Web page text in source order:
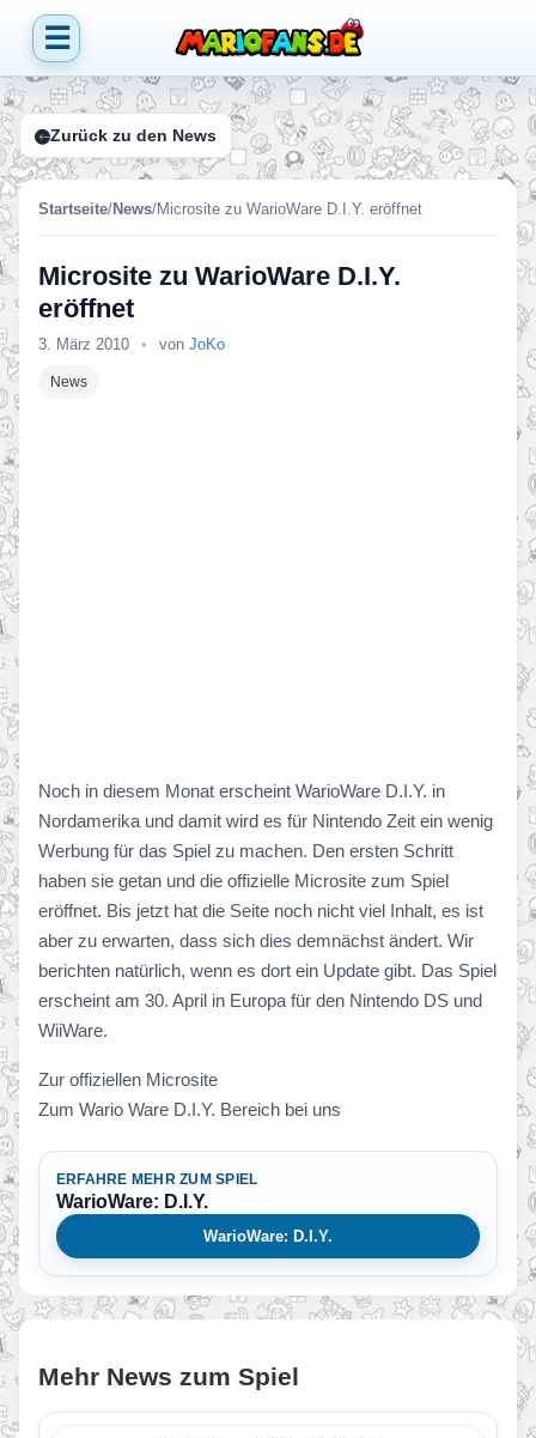
☰
Zurück zu den News
Startseite/News/Microsite zu WarioWare D.I.Y. eröffnet
Microsite zu WarioWare D.I.Y.
eröffnet
3. März 2010 • von JoKo
News
Noch in diesem Monat erscheint WarioWare D.I.Y. in
Nordamerika und damit wird es für Nintendo Zeit ein wenig
Werbung für das Spiel zu machen. Den ersten Schritt
haben sie getan und die offizielle Microsite zum Spiel
eröffnet. Bis jetzt hat die Seite noch nicht viel Inhalt, es ist
aber zu erwarten, dass sich dies demnächst ändert. Wir
berichten natürlich, wenn es dort ein Update gibt. Das Spiel
erscheint am 30. April in Europa für den Nintendo DS und
WiiWare.
Zur offiziellen Microsite
Zum Wario Ware D.I.Y. Bereich bei uns
ERFAHRE MEHR ZUM SPIEL
WarioWare: D.I.Y.
WarioWare: D.I.Y.
Mehr News zum Spiel